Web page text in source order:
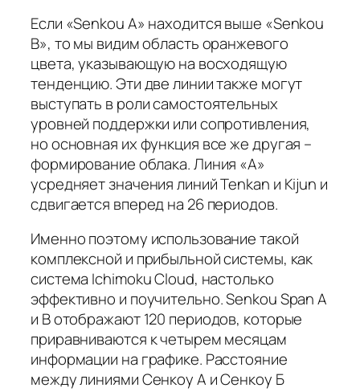
Если «Senkou A» находится выше «Senkou
B», то мы видим область оранжевого
цвета, указывающую на восходящую
тенденцию. Эти две линии также могут
выступать в роли самостоятельных
уровней поддержки или сопротивления,
но основная их функция все же другая –
формирование облака. Линия «A»
усредняет значения линий Tenkan и Kijun и
сдвигается вперед на 26 периодов.
Именно поэтому использование такой
комплексной и прибыльной системы, как
система Ichimoku Cloud, настолько
эффективно и поучительно. Senkou Span А
и В отображают 120 периодов, которые
приравниваются к четырем месяцам
информации на графике. Расстояние
между линиями Сенкоу А и Сенкоу Б